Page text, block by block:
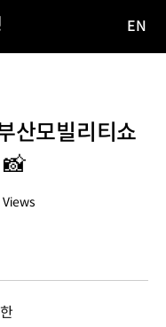
EN
산모빌리티쇼
📸
Views